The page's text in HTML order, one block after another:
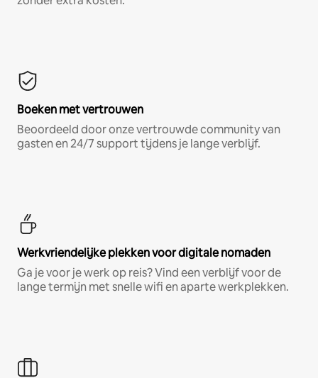
Boeken met vertrouwen
Beoordeeld door onze vertrouwde community van
gasten en 24/7 support tijdens je lange verblijf.
Werkvriendelijke plekken voor digitale nomaden
Ga je voor je werk op reis? Vind een verblijf voor de
lange termijn met snelle wifi en aparte werkplekken.